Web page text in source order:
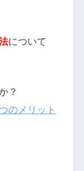
について
？
のメリット